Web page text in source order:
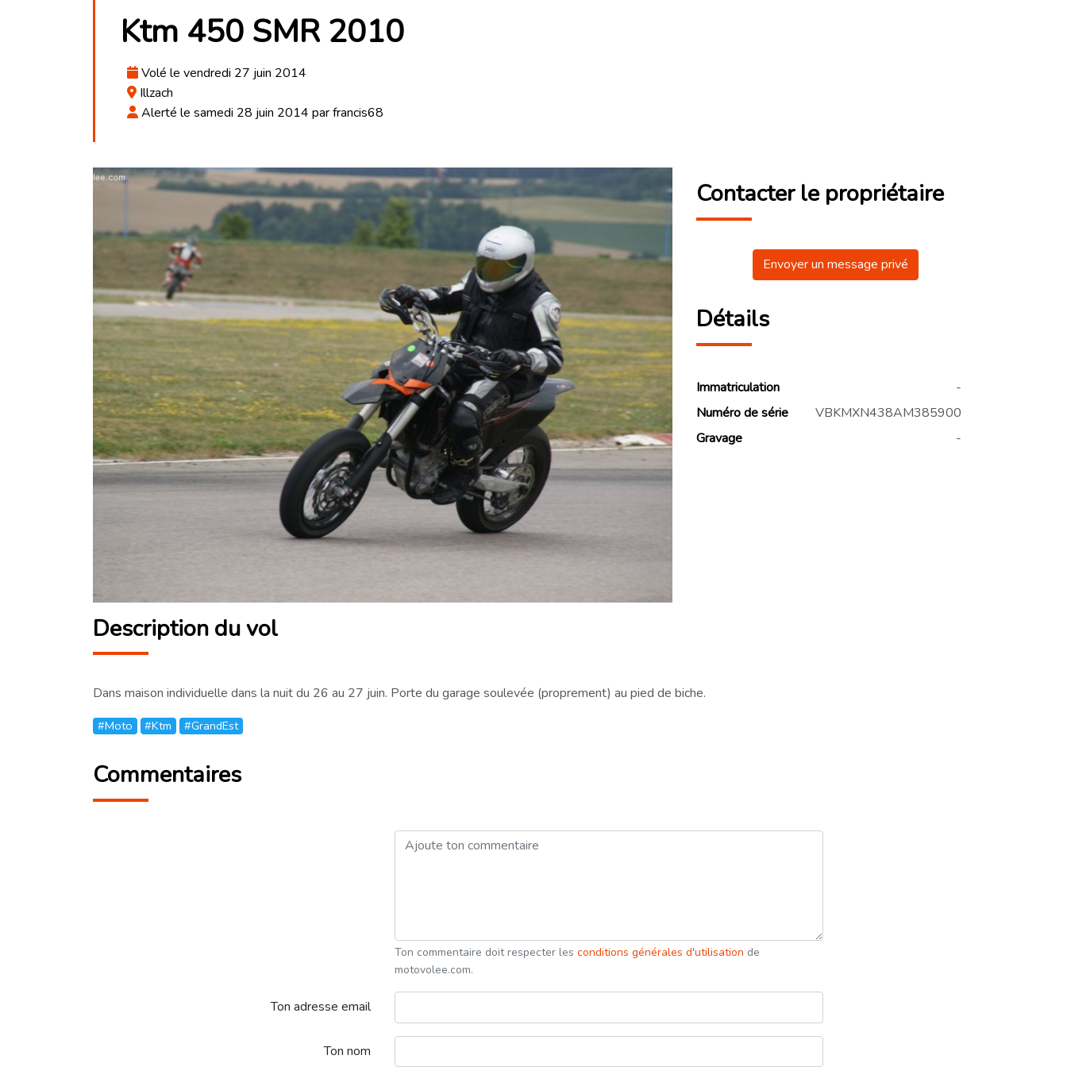
Ktm 450 SMR 2010
Volé le vendredi 27 juin 2014
Illzach
Alerté le samedi 28 juin 2014 par francis68
Contacter le propriétaire
Envoyer un message privé
Détails
Immatriculation
-
Numéro de série
VBKMXN438AM385900
Gravage
-
Description du vol
Dans maison individuelle dans la nuit du 26 au 27 juin. Porte du garage soulevée (proprement) au pied de biche.
#Moto #Ktm #GrandEst
Commentaires
Ton commentaire doit respecter les conditions générales d'utilisation de
motovolee.com.
Ton adresse email
Ton nom